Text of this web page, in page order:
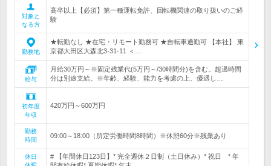
対象と
なる方
高卒以上【必須】第一種運転免許、回転機関連の取り扱いのご経
験
勤務地
★転勤なし ★在宅・リモート勤務可 ★自転車通勤可 【本社】 東
京都大田区大森北3-31-11 ＜…
給与
月給30万円～※固定残業代(5万円～/30時間分)を含む。超過時間
分は別途支給。※年齢、経験、能力を考慮の上、優遇し…
初年度
年収
420万円～600万円
勤務
時間
09:00～18:00（所定労働時間8時間）※休憩60分※残業あり
休日
# 【年間休日123日】* 完全週休２日制（土日休み）* 祝日 * 年